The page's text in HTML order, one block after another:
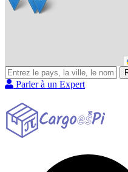
Parler à un Expert